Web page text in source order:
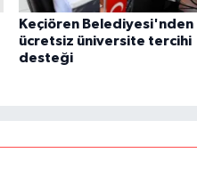
Keçiören Belediyesi'nden
ücretsiz üniversite tercihi
desteği